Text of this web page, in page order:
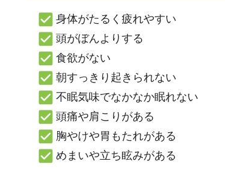
身体がたるく疲れやすい
頭がぼんよりする
食欲がない
朝すっきり起きられない
不眠気味でなかなか眠れない
頭痛や肩こりがある
胸やけや胃もたれがある
めまいや立ち眩みがある